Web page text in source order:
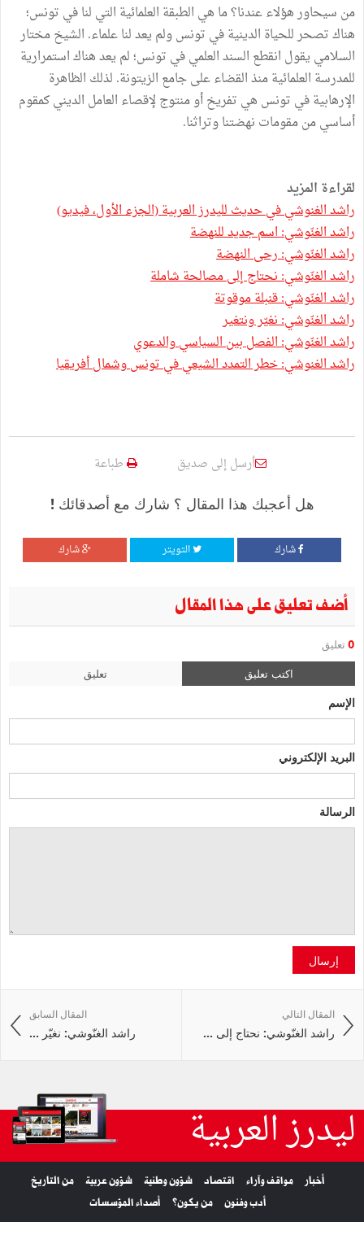
من سيحاور هؤلاء عندنا؟ ما هي الطبقة العلمائية التي لنا في تونس؛
هناك تصحر للحياة الدينية في تونس ولم يعد لنا علماء. الشيخ مختار
السلامي يقول انقطع السند العلمي في تونس؛ لم يعد هناك استمرارية
للمدرسة العلمائية منذ القضاء على جامع الزيتونة. لذلك الظاهرة
الإرهابية في تونس هي تفريخ أو منتوج لإقصاء العامل الديني كمقوم
أساسي من مقومات نهضتنا وتراثنا.
لقراءة المزيد
راشد الغنوشي في حديث لليدرز العربية (الجزء الأول، فيديو)
راشد الغنّوشي: اسم جديد للنهضة
راشد الغنّوشي: رحى النهضة
راشد الغنّوشي: نحتاج إلى مصالحة شاملة
راشد الغنّوشي: قنبلة موقوتة
راشد الغنّوشي: نغيّر ونتغير
راشد الغنّوشي: الفصل بين السياسي والدعوي
راشد الغنوشي: خطر التمدد الشيعي في تونس وشمال أفريقيا
أرسل إلى صديق طباعة
هل أعجبك هذا المقال ؟ شارك مع أصدقائك !
شارك التويتر شارك
أضف تعليق على هذا المقال
0 تعليق
اكتب تعليق تعليق
الإسم
البريد الإلكتروني
الرسالة
إرسال
المقال السابق
راشد الغنّوشي: نغيّر ...
المقال التالي
راشد الغنّوشي: نحتاج إلى ...
ليدرز العربية
أخبار مواقف وآراء اقتصاد شؤون وطنية شؤون عربية
من التاريخ
أدب وفنون
من يكون؟ أصداء المؤسسات